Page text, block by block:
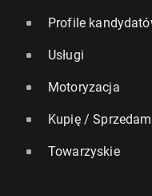
W Lon­dy­nie stanie
Profile
Usługi
Motoryzacja
Kupię / Sprzedam
Towarzyskie